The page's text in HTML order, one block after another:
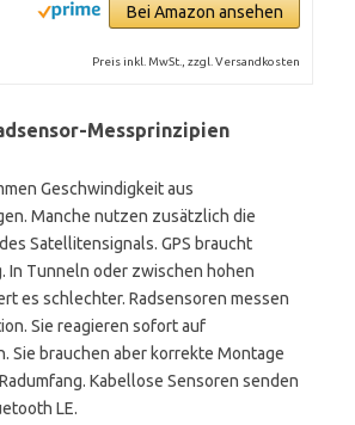
Bei Amazon ansehen
Preis inkl. MwSt., zzgl. Versandkosten
Messprinzipien
Geschwindigkeit aus
Manche nutzen zusätzlich die
Satellitensignals. GPS braucht
In Tunneln oder zwischen hohen
es schlechter. Radsensoren messen
Sie reagieren sofort auf
Sie brauchen aber korrekte Montage
Kabellose Sensoren senden
LE.